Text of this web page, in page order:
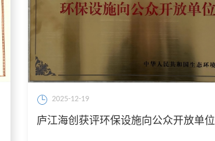
2025-12-19
庐江海创获评环保设施向公众开放单位